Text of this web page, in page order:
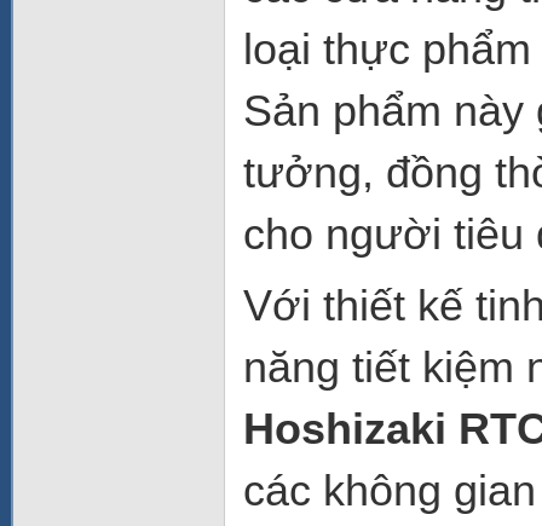
loại thực
Sản phẩm
tưởng, đồng
cho người tiêu
Với thiết kế
năng tiết kiệm
Hoshizaki
các không